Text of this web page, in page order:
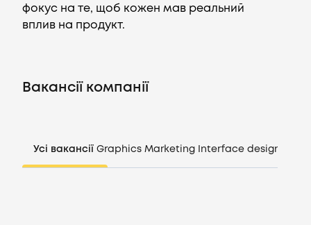
Компанії
фокус на те, щоб кожен мав реальний
вплив на продукт.
Вакансії компанії
Усі вакансії Graphics Marketing Interface design